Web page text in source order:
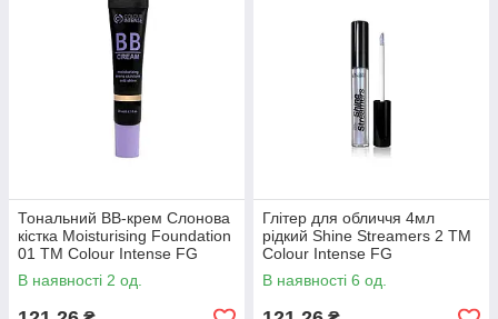
Тональний BB-крем Слонова
кістка Moisturising Foundation
01 ТМ Colour Intense FG
В наявності 2 од.
Глітер для обличчя 4мл
рідкий Shine Streamers 2 ТМ
Colour Intense FG
В наявності 6 од.